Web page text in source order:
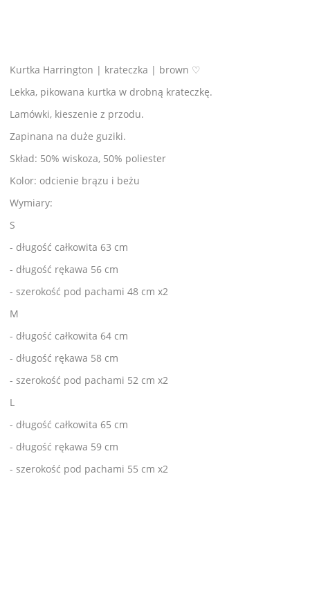
Kurtka Harrington | krateczka | brown ♡
Lekka, pikowana kurtka w drobną krateczkę.
Lamówki, kieszenie z przodu.
Zapinana na duże guziki.
Skład: 50% wiskoza, 50% poliester
Kolor: odcienie brązu i beżu
Wymiary:
S
- długość całkowita 63 cm
- długość rękawa 56 cm
- szerokość pod pachami 48 cm x2
M
- długość całkowita 64 cm
- długość rękawa 58 cm
- szerokość pod pachami 52 cm x2
L
- długość całkowita 65 cm
- długość rękawa 59 cm
- szerokość pod pachami 55 cm x2